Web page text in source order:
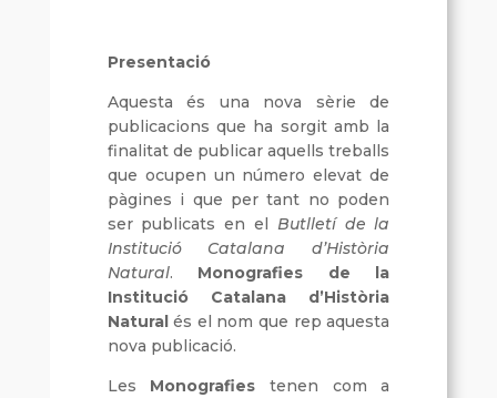
Presentació
Aquesta és una nova sèrie de
publicacions que ha sorgit amb la
finalitat de publicar aquells treballs
que ocupen un número elevat de
pàgines i que per tant no poden
ser publicats en el Butlletí de la
Institució Catalana d’Història
Natural. Monografies de la
Institució Catalana d’Història
Naturalés el nom que rep aquesta
nova publicació.
Les Monografiestenen com a